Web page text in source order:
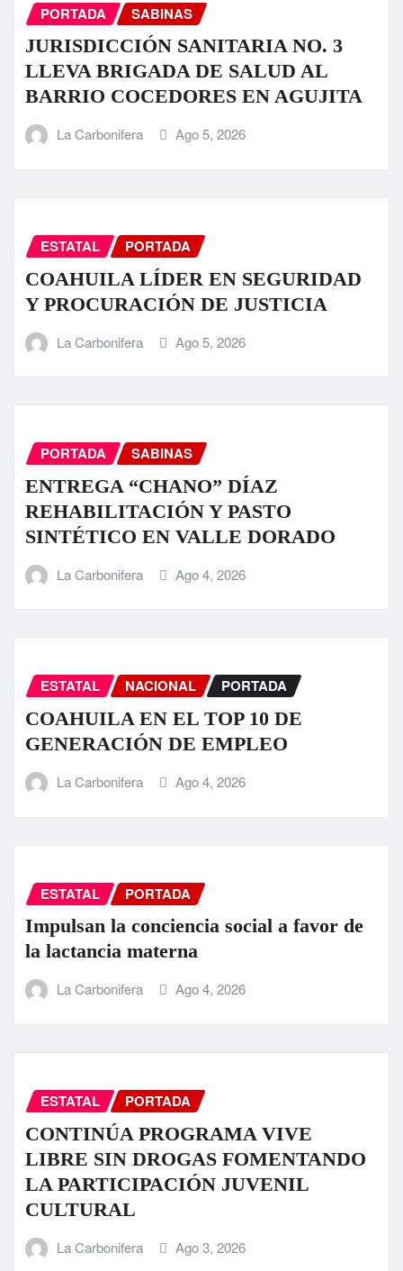
PORTADA SABINAS
JURISDICCIÓN SANITARIA NO. 3
LLEVA BRIGADA DE SALUD AL
BARRIO COCEDORES EN AGUJITA
La Carbonifera Ago 5, 2026
ESTATAL PORTADA
COAHUILA LÍDER EN SEGURIDAD
Y PROCURACIÓN DE JUSTICIA
La Carbonifera Ago 5, 2026
PORTADA SABINAS
ENTREGA “CHANO” DÍAZ
REHABILITACIÓN Y PASTO
SINTÉTICO EN VALLE DORADO
La Carbonifera Ago 4, 2026
ESTATAL NACIONAL PORTADA
COAHUILA EN EL TOP 10 DE
GENERACIÓN DE EMPLEO
La Carbonifera Ago 4, 2026
ESTATAL PORTADA
Impulsan la conciencia social a favor de
la lactancia materna
La Carbonifera Ago 4, 2026
ESTATAL PORTADA
CONTINÚA PROGRAMA VIVE
LIBRE SIN DROGAS FOMENTANDO
LA PARTICIPACIÓN JUVENIL
CULTURAL
La Carbonifera Ago 3, 2026